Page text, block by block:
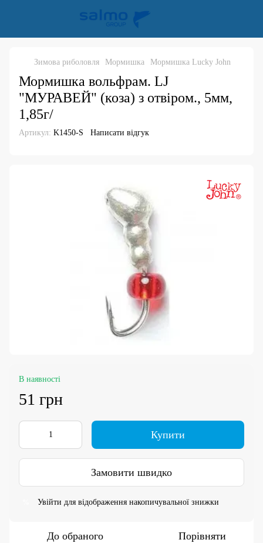
Зимова риболовля Мормишка Мормишка Lucky John
Мормишка вольфрам. LJ
"МУРАВЕЙ" (коза) з отвіром., 5мм,
1,85г/
Артикул: K1450-S Написати відгук
В наявності
51 грн
Купити
Замовити швидко
Увійти для відображення накопичувальної знижки
До обраного Порівняти